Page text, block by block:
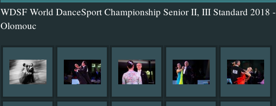
WDSF World DanceSport Championship Senior II, III Standard 2018 -
Olomouc